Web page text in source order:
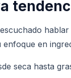
en
seca hasta